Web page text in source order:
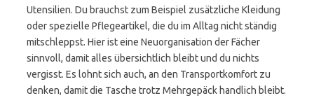
Utensilien. Du brauchst zum Beispiel zusätzliche Kleidung
oder spezielle Pflegeartikel, die du im Alltag nicht ständig
mitschleppst. Hier ist eine Neuorganisation der Fächer
sinnvoll, damit alles übersichtlich bleibt und du nichts
vergisst. Es lohnt sich auch, an den Transportkomfort zu
denken, damit die Tasche trotz Mehrgepäck handlich bleibt.